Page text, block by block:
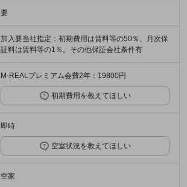
要
加入要当社指定：初期費用は賃料等の50％、月次保
証料は賃料等の1％。その他保証会社条件有
M-REALプレミアム会費2年：19800円
初期費用を教えてほしい
即時
空室状況を教えてほしい
空家